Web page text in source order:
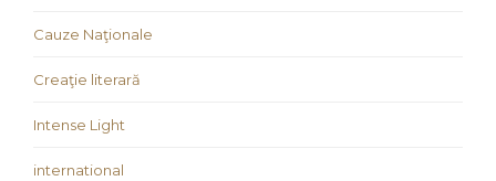
Cauze Naţionale
Creaţie literară
Intense Light
international